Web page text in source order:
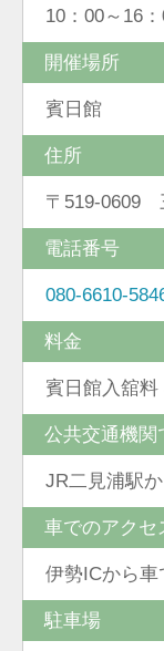
10：00～16
開催場所
賓日館
住所
〒519-0609
電話番号
080-6610-
料金
賓日館入舘料
公共交通機関
JR二見浦駅か
車でのアクセ
伊勢ICから車
駐車場